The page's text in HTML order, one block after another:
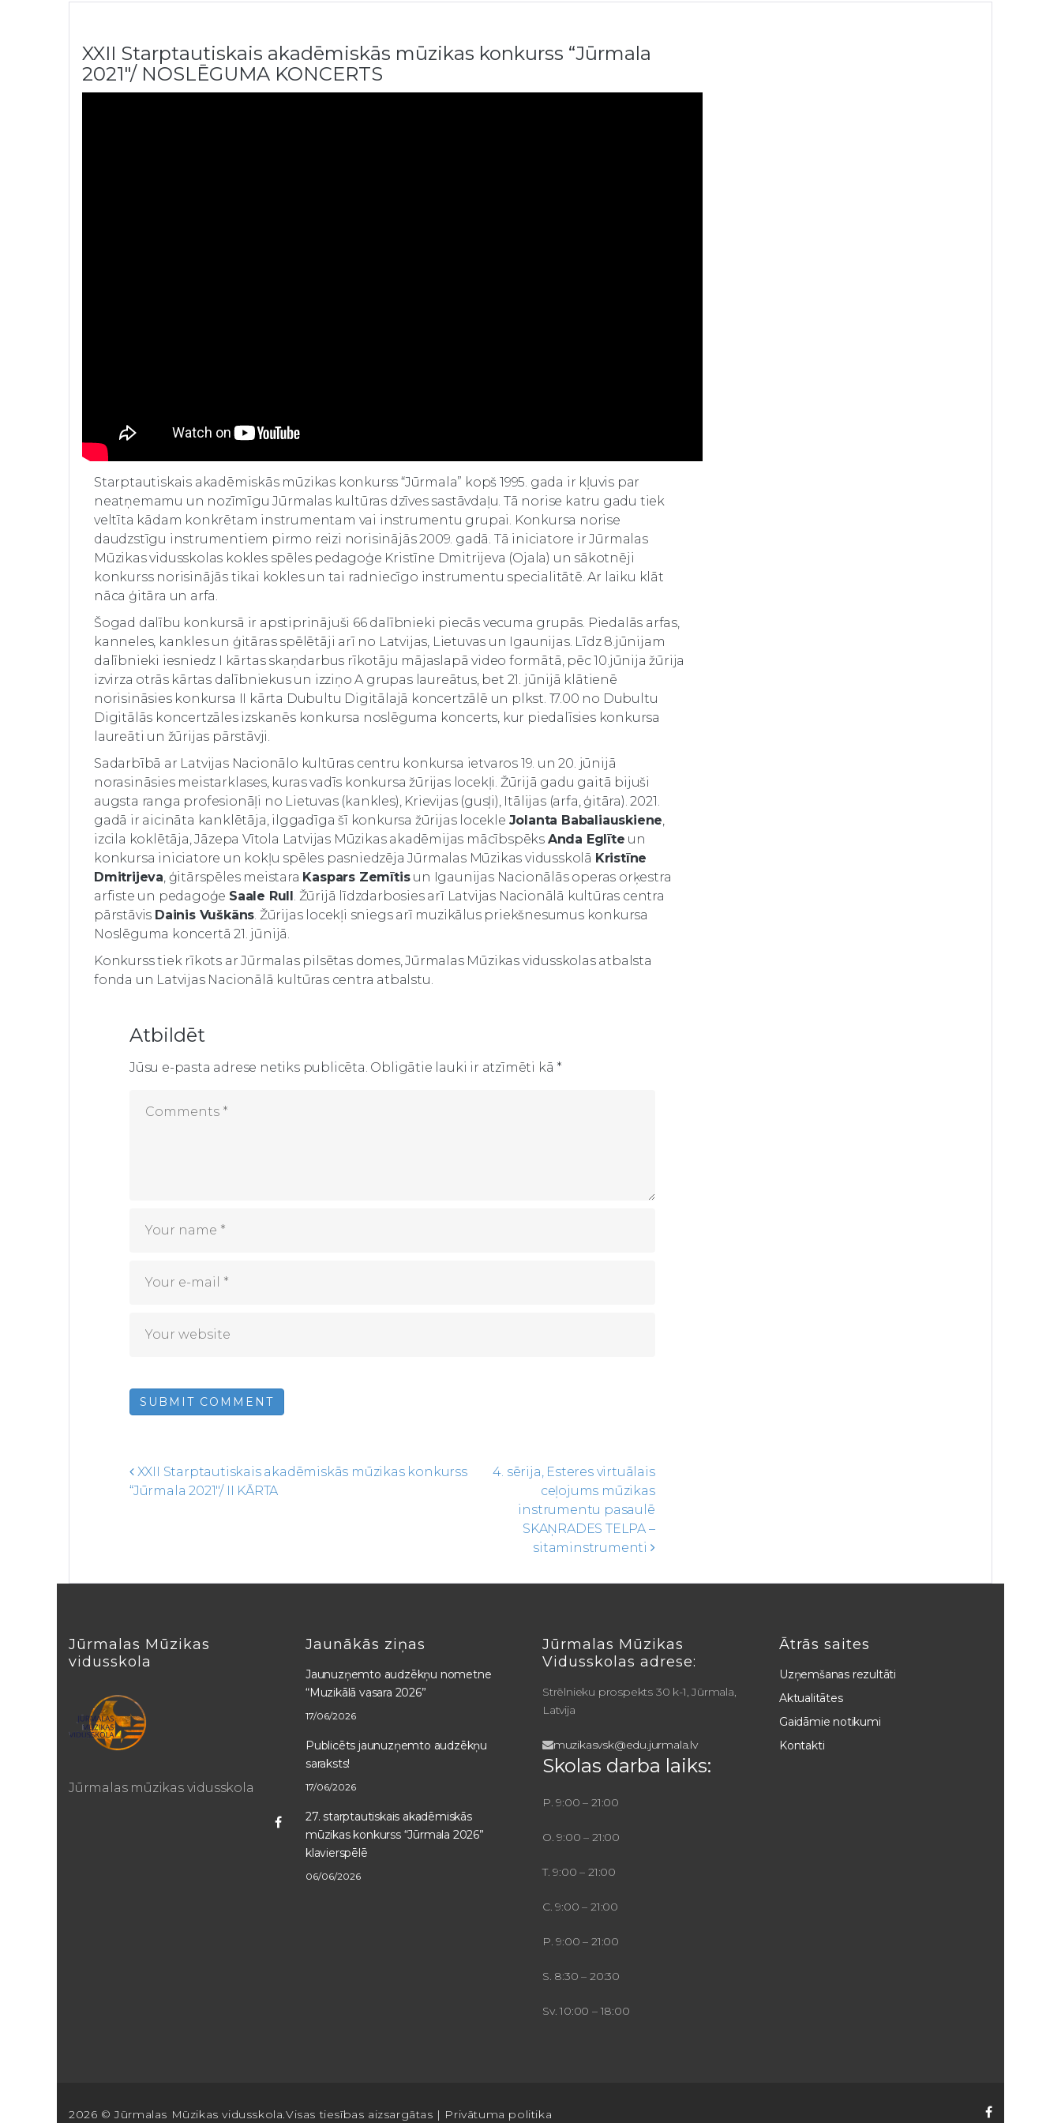
XXII Starptautiskais akadēmiskās mūzikas konkurss “Jūrmala
2021″/ NOSLĒGUMA KONCERTS
Starptautiskais akadēmiskās mūzikas konkurss “Jūrmala” kopš 1995. gada ir kļuvis par
neatņemamu un nozīmīgu Jūrmalas kultūras dzīves sastāvdaļu. Tā norise katru gadu tiek
veltīta kādam konkrētam instrumentam vai instrumentu grupai. Konkursa norise
daudzstīgu instrumentiem pirmo reizi norisinājās 2009. gadā. Tā iniciatore ir Jūrmalas
Mūzikas vidusskolas kokles spēles pedagoģe Kristīne Dmitrijeva (Ojala) un sākotnēji
konkurss norisinājās tikai kokles un tai radniecīgo instrumentu specialitātē. Ar laiku klāt
nāca ģitāra un arfa.
Šogad dalību konkursā ir apstiprinājuši 66 dalībnieki piecās vecuma grupās. Piedalās arfas,
kanneles, kankles un ģitāras spēlētāji arī no Latvijas, Lietuvas un Igaunijas. Līdz 8.jūnijam
dalībnieki iesniedz I kārtas skaņdarbus rīkotāju mājaslapā video formātā, pēc 10.jūnija žūrija
izvirza otrās kārtas dalībniekus un izziņo A grupas laureātus, bet 21. jūnijā klātienē
norisināsies konkursa II kārta Dubultu Digitālajā koncertzālē un plkst. 17.00 no Dubultu
Digitālās koncertzāles izskanēs konkursa noslēguma koncerts, kur piedalīsies konkursa
laureāti un žūrijas pārstāvji.
Sadarbībā ar Latvijas Nacionālo kultūras centru konkursa ietvaros 19. un 20. jūnijā
norasināsies meistarklases, kuras vadīs konkursa žūrijas locekļi. Žūrijā gadu gaitā bijuši
augsta ranga profesionāļi no Lietuvas (kankles), Krievijas (gusļi), Itālijas (arfa, ģitāra). 2021.
gadā ir aicināta kanklētāja, ilggadīga šī konkursa žūrijas locekle Jolanta Babaliauskiene,
izcila koklētāja, Jāzepa Vītola Latvijas Mūzikas akadēmijas mācībspēks Anda Eglīte un
konkursa iniciatore un kokļu spēles pasniedzēja Jūrmalas Mūzikas vidusskolā Kristīne
Dmitrijeva, ģitārspēles meistara Kaspars Zemītisun Igaunijas Nacionālās operas orķestra
arfiste un pedagoģe Saale Rull. Žūrijā līdzdarbosies arī Latvijas Nacionālā kultūras centra
pārstāvis Dainis Vuškāns. Žūrijas locekļi sniegs arī muzikālus priekšnesumus konkursa
Noslēguma koncertā 21. jūnijā.
Konkurss tiek rīkots ar Jūrmalas pilsētas domes, Jūrmalas Mūzikas vidusskolas atbalsta
fonda un Latvijas Nacionālā kultūras centra atbalstu.
Atbildēt
Jūsu e-pasta adrese netiks publicēta. Obligātie lauki ir atzīmēti kā *
Post navigation
XXII Starptautiskais akadēmiskās mūzikas konkurss
“Jūrmala 2021″/ II KĀRTA
4. sērija, Esteres virtuālais
ceļojums mūzikas
instrumentu pasaulē
SKAŅRADES TELPA –
sitaminstrumenti
Jūrmalas Mūzikas
vidusskola
Jūrmalas mūzikas vidusskola
Facebook
Jaunākās ziņas
Jaunuzņemto audzēkņu nometne
“Muzikālā vasara 2026”
17/06/2026
Publicēts jaunuzņemto audzēkņu
saraksts!
17/06/2026
27. starptautiskais akadēmiskās
mūzikas konkurss “Jūrmala 2026”
klavierspēlē
06/06/2026
Jūrmalas Mūzikas
Vidusskolas adrese:
Strēlnieku prospekts 30 k-1, Jūrmala,
Latvija
muzikasvsk@edu.jurmala.lv
Skolas darba laiks:
P. 9:00 – 21:00
O. 9:00 – 21:00
T. 9:00 – 21:00
C. 9:00 – 21:00
P. 9:00 – 21:00
S. 8:30 – 20:30
Sv. 10:00 – 18:00
Ātrās saites
Uzņemšanas rezultāti
Aktualitātes
Gaidāmie notikumi
Kontakti
2026 © Jūrmalas Mūzikas vidusskola.Visas tiesības aizsargātas | Privātuma politika